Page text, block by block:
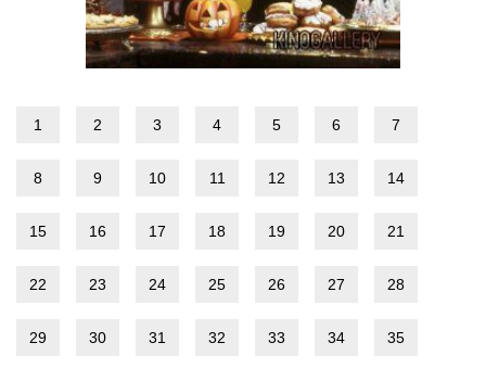
1 2 3 4 5 6 7
8 9 10 11 12 13 14
15 16 17 18 19 20 21
22 23 24 25 26 27 28
29 30 31 32 33 34 35